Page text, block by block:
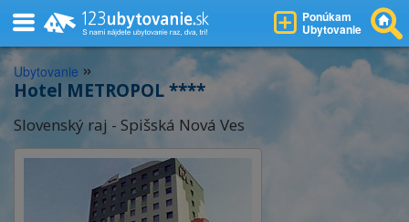
Ponúkam
Ubytovanie
Ubytovanie »
Hotel METROPOL ****
Slovenský raj - Spišská Nová Ves